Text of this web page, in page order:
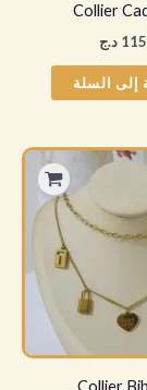
Collier
د.ج
إلى السلة
Collier